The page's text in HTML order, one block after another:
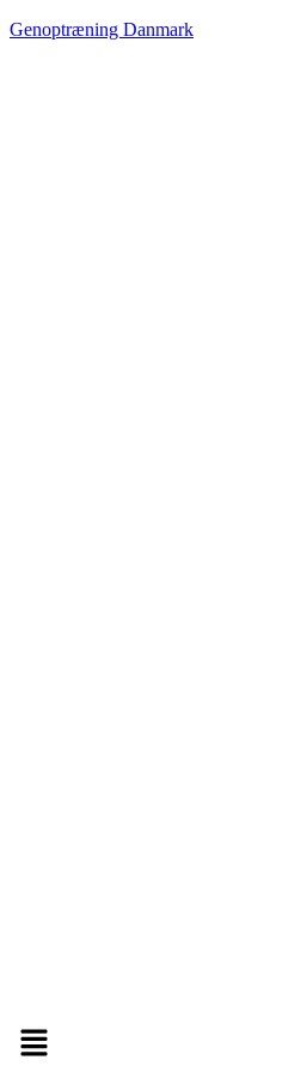
Genoptræning Danmark
Menu